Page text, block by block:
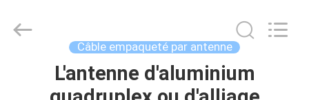
APERÇU
Cable
(Group)
Câble empaqueté par antenne
L'antenne d'aluminium